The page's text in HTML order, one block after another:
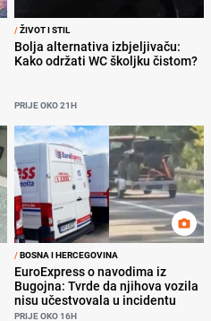
/ŽIVOT I STIL
Bolja alternativa izbjeljivaču:
Kako održati WC školjku čistom?
PRIJE OKO 21H
/BOSNA I HERCEGOVINA
EuroExpress o navodima iz
Bugojna: Tvrde da njihova vozila
nisu učestvovala u incidentu
PRIJE OKO 16H